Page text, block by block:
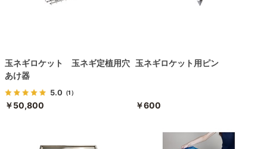
玉ネギロケット 玉ネギ定植用穴
あけ器
5.0 （1）
￥50,800
玉ネギロケット用ピン
￥600